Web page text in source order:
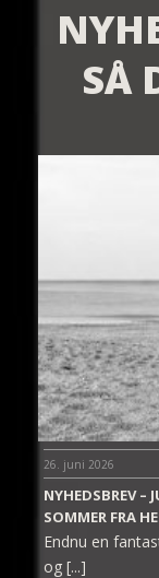
SÅ
26. juni 2026
NYHEDSBREV –
SOMMER FRA
Endnu en
og [...]